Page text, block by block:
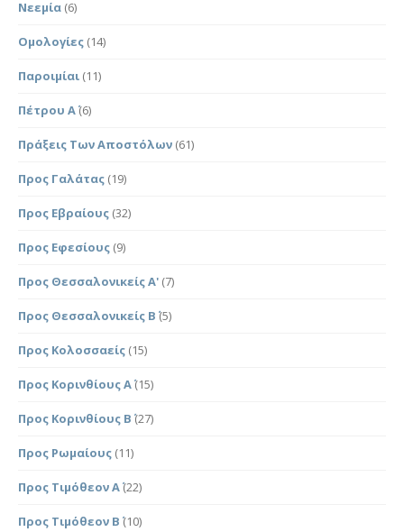
Νεεμία (6)
Ομολογίες (14)
Παροιμίαι (11)
Πέτρου Α΄(6)
Πράξεις Των Αποστόλων (61)
Προς Γαλάτας (19)
Προς Εβραίους (32)
Προς Εφεσίους (9)
Προς Θεσσαλονικείς Α' (7)
Προς Θεσσαλονικείς Β΄ (5)
Προς Κολοσσαείς (15)
Προς Κορινθίους Α΄(15)
Προς Κορινθίους Β΄ (27)
Προς Ρωμαίους (11)
Προς Τιμόθεον Α΄(22)
Προς Τιμόθεον Β΄ (10)